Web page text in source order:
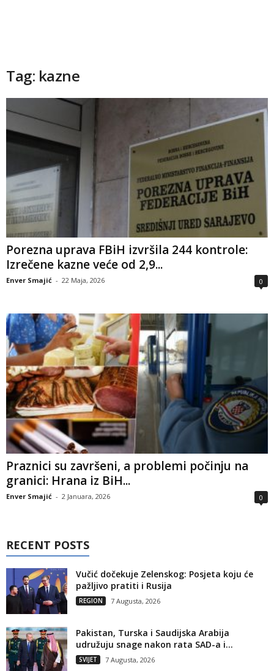
Tag: kazne
Porezna uprava FBiH izvršila 244 kontrole:
Izrečene kazne veće od 2,9...
Enver Smajić - 22 Maja, 2026 0
Praznici su završeni, a problemi počinju na
granici: Hrana iz BiH...
Enver Smajić - 2 Januara, 2026 0
RECENT POSTS
Vučić dočekuje Zelenskog: Posjeta koju će
pažljivo pratiti i Rusija
REGION 7 Augusta, 2026
Pakistan, Turska i Saudijska Arabija
udružuju snage nakon rata SAD-a i...
SVIJET 7 Augusta, 2026